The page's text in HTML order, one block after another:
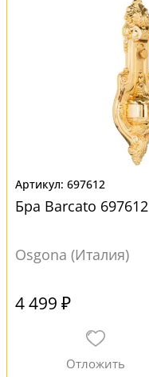
697612
Бра Barcato 697612
Osgona (Италия)
4 499 ₽